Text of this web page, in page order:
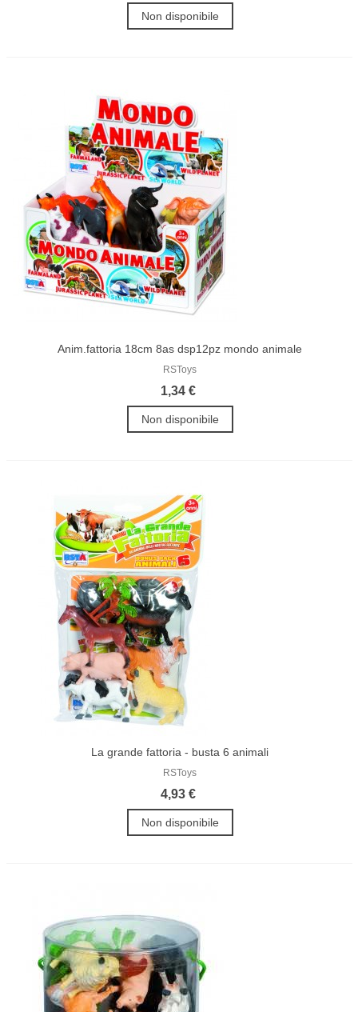
Non disponibile
Anim.fattoria 18cm 8as dsp12pz mondo animale
RSToys
1,34 €
Non disponibile
La grande fattoria - busta 6 animali
RSToys
4,93 €
Non disponibile